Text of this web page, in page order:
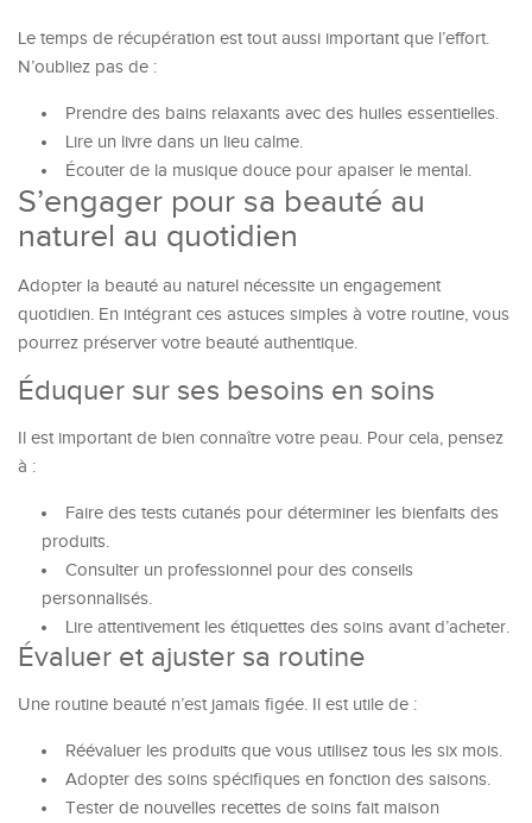
Le temps de récupération est tout aussi important que l’effort.
N’oubliez pas de :
Prendre des bains relaxants avec des huiles essentielles.
Lire un livre dans un lieu calme.
Écouter de la musique douce pour apaiser le mental.
S’engager pour sa beauté au
naturel au quotidien
Adopter la beauté au naturel nécessite un engagement
quotidien. En intégrant ces astuces simples à votre routine, vous
pourrez préserver votre beauté authentique.
Éduquer sur ses besoins en soins
Il est important de bien connaître votre peau. Pour cela, pensez
à :
Faire des tests cutanés pour déterminer les bienfaits des
produits.
Consulter un professionnel pour des conseils
personnalisés.
Lire attentivement les étiquettes des soins avant d’acheter.
Évaluer et ajuster sa routine
Une routine beauté n’est jamais figée. Il est utile de :
Réévaluer les produits que vous utilisez tous les six mois.
Adopter des soins spécifiques en fonction des saisons.
Tester de nouvelles recettes de soins fait maison